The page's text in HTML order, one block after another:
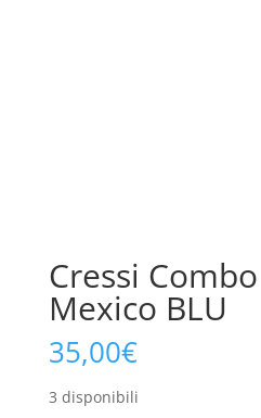
Cressi
Mexico BLU
35,00€
3 disponibili